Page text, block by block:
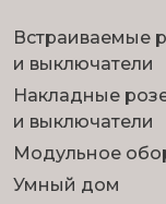
Встраиваемые
и выключатели
Накладные
и выключатели
Модульное
Умный дом